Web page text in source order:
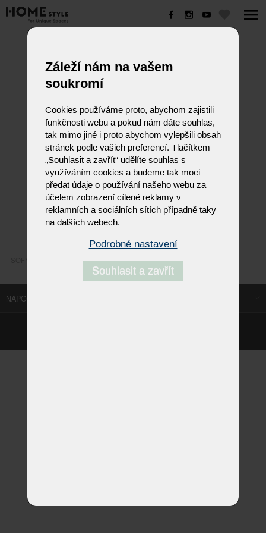
NAPOSLEDY NAVŠTÍVENÉ ODKAZY
Záleží nám na vašem
soukromí
Cookies používáme proto, abychom zajistili
funkčnosti webu a pokud nám dáte souhlas,
tak mimo jiné i proto abychom vylepšili obsah
stránek podle vašich preferencí. Tlačítkem
„Souhlasit a zavřít“ udělíte souhlas s
využíváním cookies a budeme tak moci
předat údaje o používání našeho webu za
účelem zobrazení cílené reklamy v
reklamních a sociálních sítích případně taky
na dalších webech.
Podrobné nastavení
Souhlasit a zavřít